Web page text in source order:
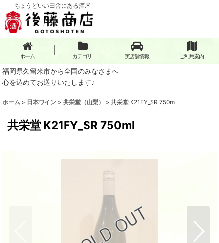
ちょうどいい田舎にある酒屋
ホーム カテゴリ 実店舗情報 ご利用案内
福岡県久留米市から全国のみなさまへ
心を込めてお送りいたします♪
ホーム > 日本ワイン > 共栄堂（山梨） > 共栄堂 K21FY_SR 750ml
共栄堂 K21FY_SR 750ml